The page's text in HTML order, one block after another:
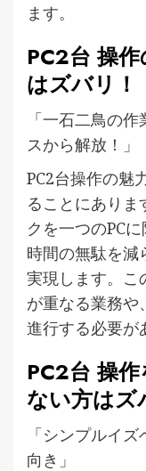
ます。
PC2台 操作
はズバリ！
「一石二鳥の
スから解放！」
PC2台操作の魅
ることにありま
クを一つのPC
時間の無駄を減
実現します。こ
が重なる業務や
進行する必要が
PC2台 操
ない方はズ
「シンプルイ
向き」